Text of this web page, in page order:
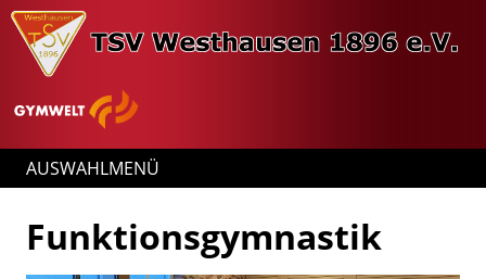
AUSWAHLMENÜ
Funktionsgymnastik